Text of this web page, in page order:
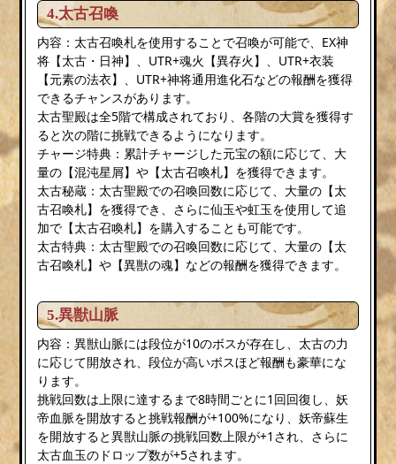
4.太古召喚
内容：太古召喚札を使用することで召喚が可能で、EX神
将【太古・日神】、UTR+魂火【異存火】、UTR+衣装
【元素の法衣】、UTR+神将通用進化石などの報酬を獲得
できるチャンスがあります。
太古聖殿は全5階で構成されており、各階の大賞を獲得す
ると次の階に挑戦できるようになります。
チャージ特典：累計チャージした元宝の額に応じて、大
量の【混沌星屑】や【太古召喚札】を獲得できます。
太古秘蔵：太古聖殿での召喚回数に応じて、大量の【太
古召喚札】を獲得でき、さらに仙玉や虹玉を使用して追
加で【太古召喚札】を購入することも可能です。
太古特典：太古聖殿での召喚回数に応じて、大量の【太
古召喚札】や【異獣の魂】などの報酬を獲得できます。
5.異獣山脈
内容：異獣山脈には段位が10のボスが存在し、太古の力
に応じて開放され、段位が高いボスほど報酬も豪華にな
ります。
挑戦回数は上限に達するまで8時間ごとに1回回復し、妖
帝血脈を開放すると挑戦報酬が+100%になり、妖帝蘇生
を開放すると異獣山脈の挑戦回数上限が+1され、さらに
太古血玉のドロップ数が+5されます。